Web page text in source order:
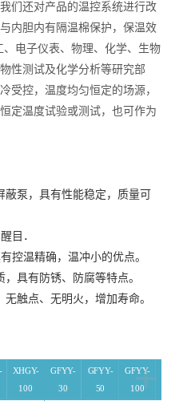
们还对产品的温控系统进行改
内胆内有隔温棉保护，保温效
、电子仪表、物理、化学、生物
性测试及化学分析等研究部
受控，温度均匀恒定的场源，
定温度试验或测试，也可作为
泵，具有性能稳定，质量可
.醒目．
控温精确，温冲小的优点。
具有防锈、防腐等特点。
触点、无明火，增加寿命。
+
XHGY-
100
GFYY-
30
GFYY-
50
GFYY-
100